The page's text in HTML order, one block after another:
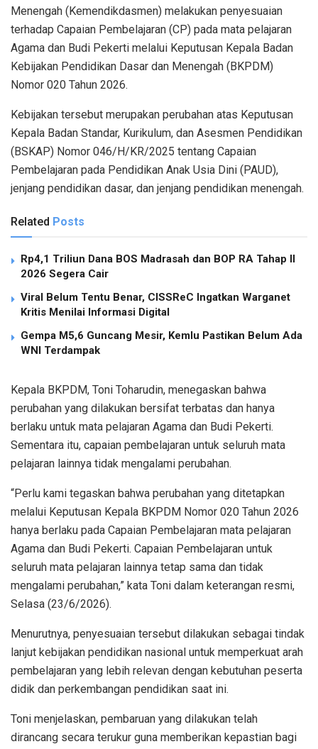
Menengah (Kemendikdasmen) melakukan penyesuaian
terhadap Capaian Pembelajaran (CP) pada mata pelajaran
Agama dan Budi Pekerti melalui Keputusan Kepala Badan
Kebijakan Pendidikan Dasar dan Menengah (BKPDM)
Nomor 020 Tahun 2026.
Kebijakan tersebut merupakan perubahan atas Keputusan
Kepala Badan Standar, Kurikulum, dan Asesmen Pendidikan
(BSKAP) Nomor 046/H/KR/2025 tentang Capaian
Pembelajaran pada Pendidikan Anak Usia Dini (PAUD),
jenjang pendidikan dasar, dan jenjang pendidikan menengah.
Related Posts
Rp4,1 Triliun Dana BOS Madrasah dan BOP RA Tahap II
2026 Segera Cair
Viral Belum Tentu Benar, CISSReC Ingatkan Warganet
Kritis Menilai Informasi Digital
Gempa M5,6 Guncang Mesir, Kemlu Pastikan Belum Ada
WNI Terdampak
Kepala BKPDM, Toni Toharudin, menegaskan bahwa
perubahan yang dilakukan bersifat terbatas dan hanya
berlaku untuk mata pelajaran Agama dan Budi Pekerti.
Sementara itu, capaian pembelajaran untuk seluruh mata
pelajaran lainnya tidak mengalami perubahan.
“Perlu kami tegaskan bahwa perubahan yang ditetapkan
melalui Keputusan Kepala BKPDM Nomor 020 Tahun 2026
hanya berlaku pada Capaian Pembelajaran mata pelajaran
Agama dan Budi Pekerti. Capaian Pembelajaran untuk
seluruh mata pelajaran lainnya tetap sama dan tidak
mengalami perubahan,” kata Toni dalam keterangan resmi,
Selasa (23/6/2026).
Menurutnya, penyesuaian tersebut dilakukan sebagai tindak
lanjut kebijakan pendidikan nasional untuk memperkuat arah
pembelajaran yang lebih relevan dengan kebutuhan peserta
didik dan perkembangan pendidikan saat ini.
Toni menjelaskan, pembaruan yang dilakukan telah
dirancang secara terukur guna memberikan kepastian bagi